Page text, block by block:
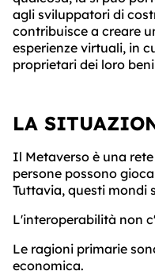
agli sviluppatori di
contribuisce a creare
esperienze virtuali, in
proprietari dei loro
LA
Il Metaverso è una
persone possono
Tuttavia, questi mondi
L'interoperabilità non
Le ragioni primarie
economica.